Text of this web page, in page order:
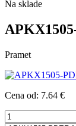
Na sklade
Pramet
Cena od: 7.64 €